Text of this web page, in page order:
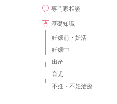
専門家相談
基礎知識
妊娠前・妊活
妊娠中
出産
育児
不妊・不妊治療